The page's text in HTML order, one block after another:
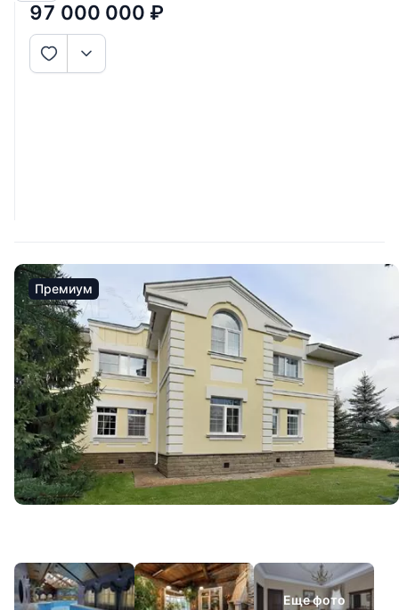
деревьев, кроме
97 000 000 ₽
Премиум
Еще фото